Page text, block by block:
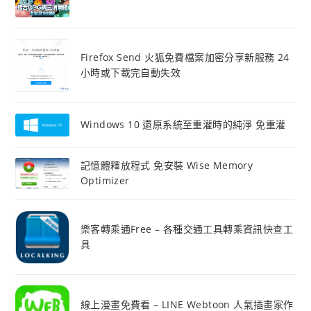
Firefox Send 火狐免費檔案加密分享新服務 24
小時或下載完自動失效
Windows 10 還原系統至重灌時的純淨 免重灌
記憶體釋放程式 免安裝 Wise Memory
Optimizer
樂客轉乘通Free – 各種交通工具轉乘資訊快查工
具
線上漫畫免費看 – LINE Webtoon 人氣插畫家作